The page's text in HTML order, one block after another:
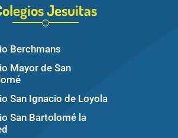
Jesuitas
Berchmans
Mayor de San
San Ignacio de Loyola
San Bartolomé la